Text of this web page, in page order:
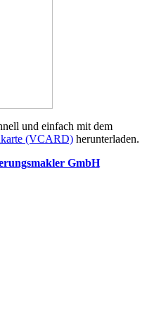
und einfach mit dem
(VCARD) herunterladen.
GmbH